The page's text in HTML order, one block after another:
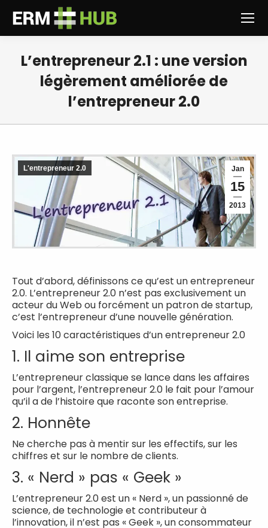
L’entrepreneur 2.1 : une version
légèrement améliorée de
l’entrepreneur 2.0
Jan
15
2013
L'entrepreneur 2.0
Tout d’abord, définissons ce qu’est un entrepreneur
2.0. L’entrepreneur 2.0 n’est pas exclusivement un
acteur du Web ou forcément un patron de startup,
c’est l’entrepreneur d’une nouvelle génération.
Voici les 10 caractéristiques d’un entrepreneur 2.0
1. Il aime son entreprise
L’entrepreneur classique se lance dans les affaires
pour l’argent, l’entrepreneur 2.0 le fait pour l’amour
qu’il a de l’histoire que raconte son entreprise.
2. Honnête
Ne cherche pas à mentir sur les effectifs, sur les
chiffres et sur le nombre de clients.
3. « Nerd » pas « Geek »
L’entrepreneur 2.0 est un « Nerd », un passionné de
science, de technologie et contributeur à
l’innovation, il n’est pas « Geek », un consommateur